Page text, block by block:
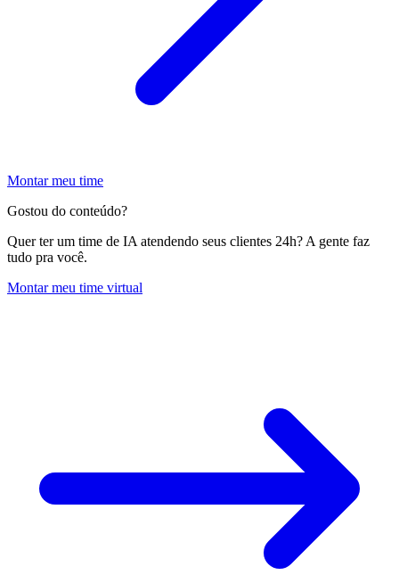
Montar meu time
Gostou do conteúdo?
Quer ter um time de IA atendendo seus clientes 24h? A gente faz
tudo pra você.
Montar meu time virtual